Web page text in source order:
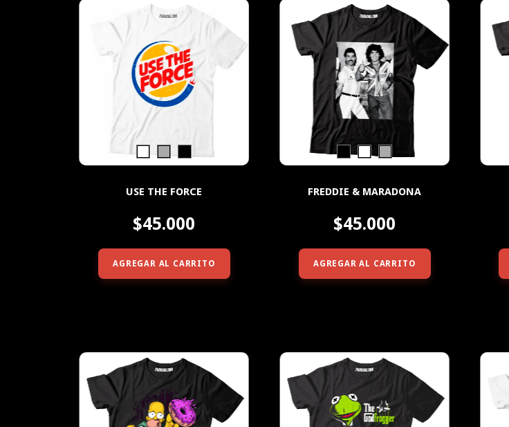
USE THE FORCE
$45.000
AGREGAR AL CARRITO
FREDDIE & MARADONA
$45.000
AGREGAR AL CARRITO